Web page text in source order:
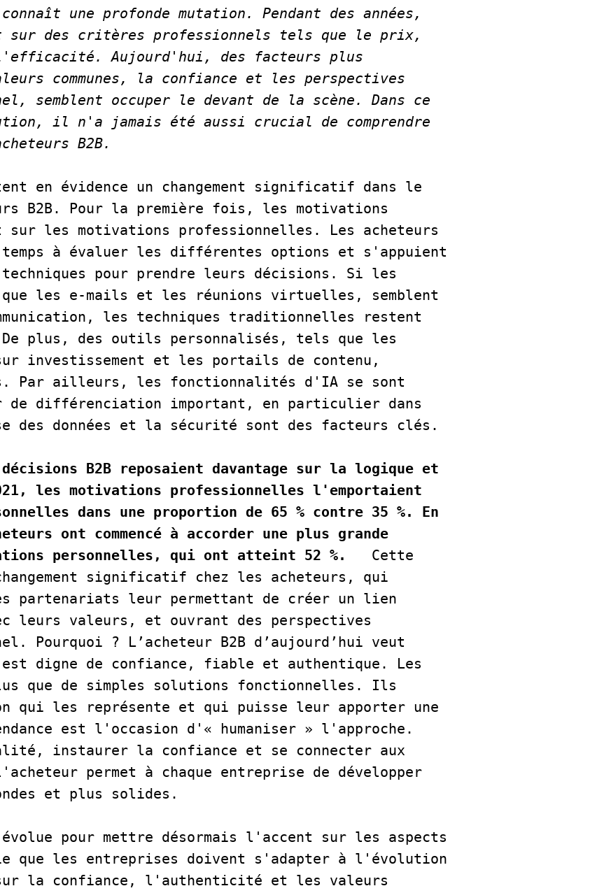
connaît une profonde mutation. Pendant des années,
sur des critères professionnels tels que le prix,
Aujourd'hui, des facteurs plus
communes, la confiance et les perspectives
semblent occuper le devant de la scène. Dans ce
il n'a jamais été aussi crucial de comprendre
B2B.
en évidence un changement significatif dans le
B2B. Pour la première fois, les motivations
sur les motivations professionnelles. Les acheteurs
temps à évaluer les différentes options et s'appuient
pour prendre leurs décisions. Si les
que les e-mails et les réunions virtuelles, semblent
les techniques traditionnelles restent
De plus, des outils personnalisés, tels que les
investissement et les portails de contenu,
Par ailleurs, les fonctionnalités d'IA se sont
de différenciation important, en particulier dans
B2B reposaient davantage sur la logique et
les motivations professionnelles l'emportaient
dans une proportion de 65 % contre 35 %. En
ont commencé à accorder une plus grande
personnelles, qui ont atteint 52 %. Cette
changement significatif chez les acheteurs, qui
partenariats leur permettant de créer un lien
leurs valeurs, et ouvrant des perspectives
Pourquoi ? L’acheteur B2B d’aujourd’hui veut
digne de confiance, fiable et authentique. Les
que de simples solutions fonctionnelles. Ils
qui les représente et qui puisse leur apporter une
est l'occasion d'« humaniser » l'approche.
instaurer la confiance et se connecter aux
permet à chaque entreprise de développer
et plus solides.
évolue pour mettre désormais l'accent sur les aspects
que les entreprises doivent s'adapter à l'évolution
la confiance, l'authenticité et les valeurs